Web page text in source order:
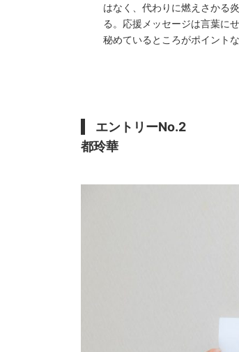
はなく、代わりに燃えさかる
る。応援メッセージは言葉に
秘めているところがポイント
エントリーNo.2
都玲華